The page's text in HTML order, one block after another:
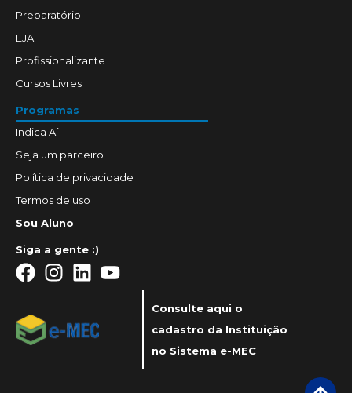
Preparatório
EJA
Profissionalizante
Cursos Livres
Programas
Indica Aí
Seja um parceiro
Política de privacidade
Termos de uso
Sou Aluno
Siga a gente :)
Consulte aqui o
cadastro da Instituição
no Sistema e-MEC